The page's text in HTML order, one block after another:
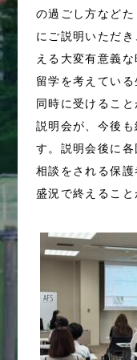
の過ごし方など
にご説明いただ
える大変有意義な
留学を考えてい
同時に受けるこ
説明会が、今後
す。説明会後に
相談をされる保
盛況で終えること